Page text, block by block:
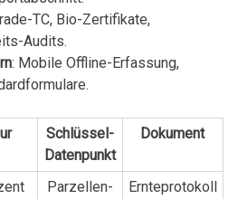
TC, Bio-Zertifikate,
Audits.
: Mobile Offline-Erfassung,
Schlüssel-
Datenpunkt
Dokument
Parzellen-
Ernteprotokoll